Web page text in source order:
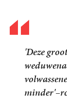
'Deze